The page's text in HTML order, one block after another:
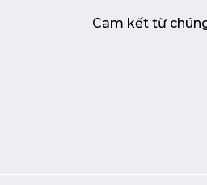
Cam kết từ